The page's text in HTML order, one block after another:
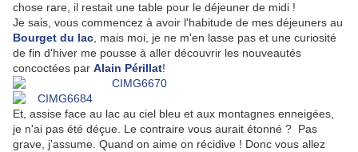
chose rare, il restait une table pour le déjeuner de midi !
Je sais, vous commencez à avoir l'habitude de mes déjeuners au
Bourget du lac , mais moi, je ne m'en lasse pas et une curiosité
de fin d'hiver me pousse à aller découvrir les nouveautés
concoctées par Alain Périllat!
Et, assise face au lac au ciel bleu et aux montagnes enneigées,
je n'ai pas été déçue. Le contraire vous aurait étonné ? Pas
grave, j'assume. Quand on aime on récidive ! Donc vous allez